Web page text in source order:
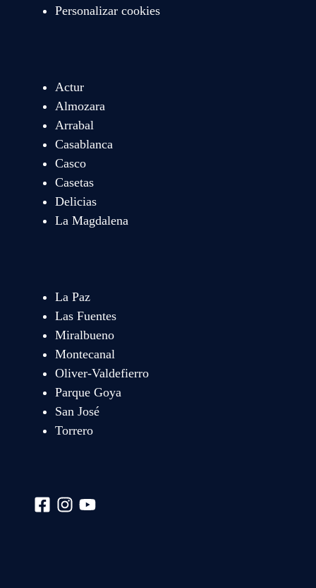
Personalizar cookies
Actur
Almozara
Arrabal
Casablanca
Casco
Casetas
Delicias
La Magdalena
La Paz
Las Fuentes
Miralbueno
Montecanal
Oliver-Valdefierro
Parque Goya
San José
Torrero